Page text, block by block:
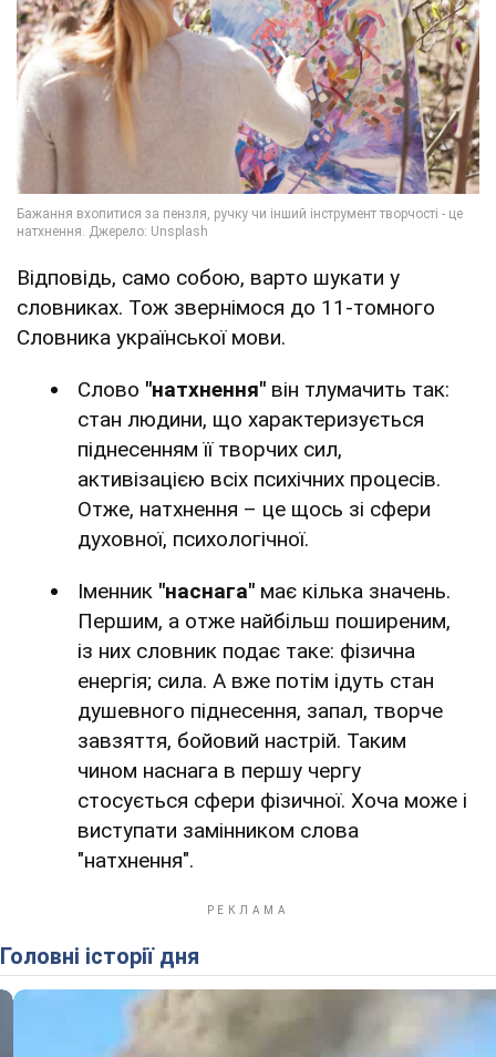
Відповідь, само собою, варто шукати у
словниках. Тож звернімося до 11-томного
Словника української мови.
Слово "натхнення" він тлумачить так:
стан людини, що характеризується
піднесенням її творчих сил,
активізацією всіх психічних процесів.
Отже, натхнення – це щось зі сфери
духовної, психологічної.
Іменник "наснага" має кілька значень.
Першим, а отже найбільш поширеним,
із них словник подає таке: фізична
енергія; сила. А вже потім ідуть стан
душевного піднесення, запал, творче
завзяття, бойовий настрій. Таким
чином наснага в першу чергу
стосується сфери фізичної. Хоча може і
виступати замінником слова
"натхнення".
Головні історії дня